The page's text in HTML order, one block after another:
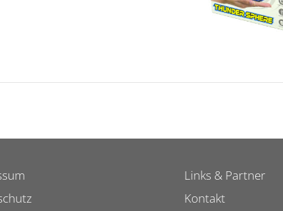
Links & Partner
Kontakt